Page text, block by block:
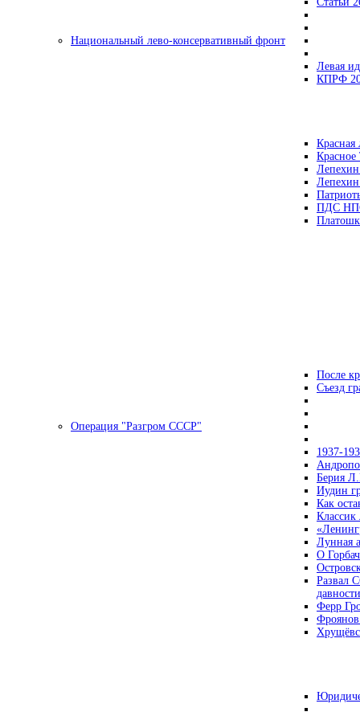
Национальный лево-консервативный фронт
Левая
КПРФ
Красная
ПДС
После
Съезд
Операция "Разгром СССР"
1937-
Берия
Иудин
Как
Лунная
О
Развал
давности
Ферр